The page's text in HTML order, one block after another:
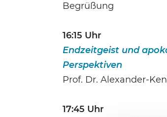
Begrüßung
16:15 Uhr
Endzeitgeist und
Perspektiven
Prof. Dr. Alexander-
17:45 Uhr